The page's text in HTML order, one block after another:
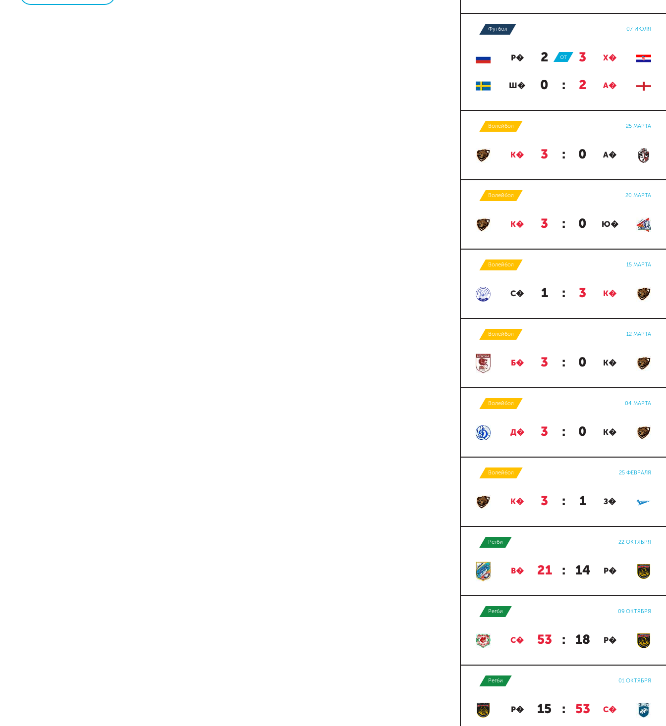
Футбол 07 ИЮЛЯ
Р� 2 : 3 Х�
ОТ
Ш� 0 : 2 А�
Волейбол 25 МАРТА
К� 3 : 0 А�
Волейбол 20 МАРТА
К� 3 : 0 Ю�
Волейбол 15 МАРТА
С� 1 : 3 К�
Волейбол 12 МАРТА
Б� 3 : 0 К�
Волейбол 04 МАРТА
Д� 3 : 0 К�
Волейбол 25 ФЕВРАЛЯ
К� 3 : 1 З�
Регби 22 ОКТЯБРЯ
В� 21 : 14 Р�
Регби 09 ОКТЯБРЯ
С� 53 : 18 Р�
Регби 01 ОКТЯБРЯ
Р� 15 : 53 С�